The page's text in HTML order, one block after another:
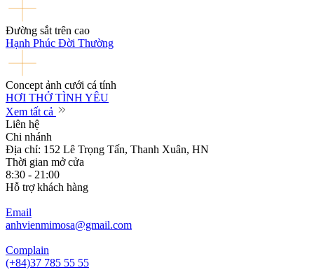
Đường sắt trên cao
Hạnh Phúc Đời Thường
Concept ảnh cưới cá tính
HƠI THỞ TÌNH YÊU
Xem tất cả
Liên hệ
Chi nhánh
Địa chỉ: 152 Lê Trọng Tấn, Thanh Xuân, HN
Thời gian mở cửa
8:30 - 21:00
Hỗ trợ khách hàng
Email
anhvienmimosa@gmail.com
Complain
(+84)37 785 55 55